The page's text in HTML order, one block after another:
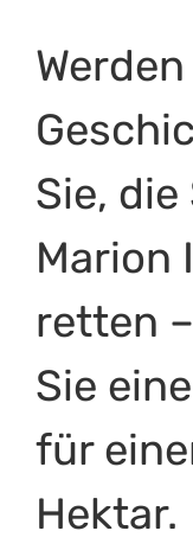
Sie, die
Marion
retten
Sie
für
Hektar.